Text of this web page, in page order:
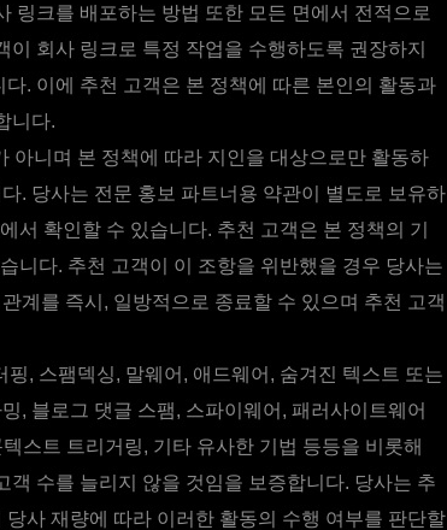
링크를 배포하는 방법 또한 모든 면에서 전적으로
회사 링크로 특정 작업을 수행하도록 권장하지
. 이에 추천 고객은 본 정책에 따른 본인의 활동과
니다.
아니며 본 정책에 따라 지인을 대상으로만 활동하
. 당사는 전문 홍보 파트너용 약관이 별도로 보유하
서 확인할 수 있습니다. 추천 고객은 본 정책의 기
니다. 추천 고객이 이 조항을 위반했을 경우 당사는
계를 즉시, 일방적으로 종료할 수 있으며 추천 고객
, 스팸덱싱, 말웨어, 애드웨어, 숨겨진 텍스트 또는
, 블로그 댓글 스팸, 스파이웨어, 패러사이트웨어
스트 트리거링, 기타 유사한 기법 등등을 비롯해
수를 늘리지 않을 것임을 보증합니다. 당사는 추
사 재량에 따라 이러한 활동의 수행 여부를 판단할